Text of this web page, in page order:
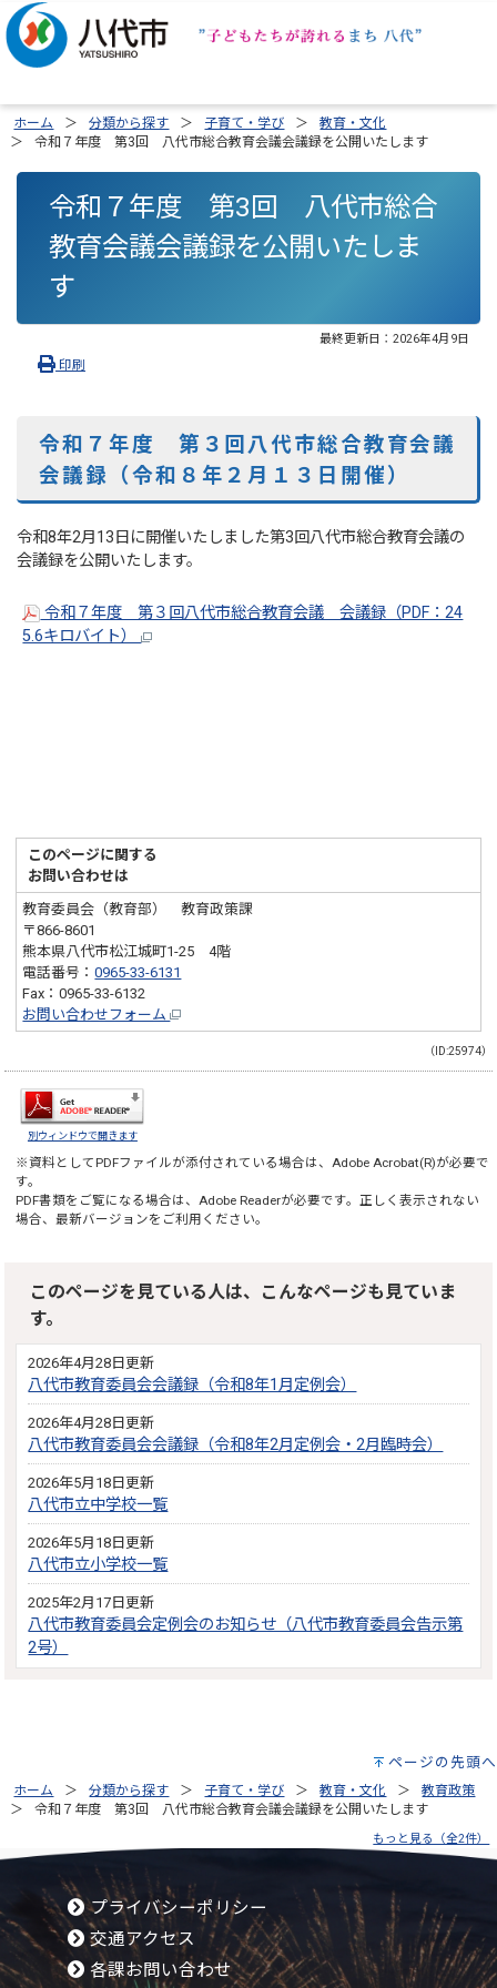
ホーム 分類から探す 子育て・学び
教育・文化
令和７年度 第3回 八代市総合教育会議会議録を公開いたします
令和７年度 第3回 八代市総合
教育会議会議録を公開いたしま
す
最終更新日： 2026年4月9日
印刷
令和７年度 第３回八代市総合教育会議
会議録（令和８年２月１３日開催）
令和8年2月13日に開催いたしました第3回八代市総合教育会議の
会議録を公開いたします。
令和７年度 第３回八代市総合教育会議 会議録（PDF：24
5.6キロバイト）
このページに関する
お問い合わせは
教育委員会（教育部） 教育政策課
〒866-8601
熊本県八代市松江城町1-25 4階
電話番号：0965-33-6131
Fax：0965-33-6132
お問い合わせフォーム
（ID:25974）
別ウィンドウで開きます
※資料としてPDFファイルが添付されている場合は、 Adobe Acrobat(R)が必要で
す。
PDF書類をご覧になる場合は、 Adobe Readerが必要です。正しく表示されない
場合、最新バージョンをご利用ください。
このページを見ている人は、こんなページも見ていま
す。
2026年4月28日更新
八代市教育委員会会議録（令和8年1月定例会）
2026年4月28日更新
八代市教育委員会会議録（令和8年2月定例会・2月臨時会）
2026年5月18日更新
八代市立中学校一覧
2026年5月18日更新
八代市立小学校一覧
2025年2月17日更新
八代市教育委員会定例会のお知らせ（八代市教育委員会告示第
2号）
ページの先頭へ
ホーム 分類から探す 子育て・学び 教育・文化
教育政策
令和７年度 第3回 八代市総合教育会議会議録を公開いたします
もっと見る（全2件）
プライバシーポリシー
交通アクセス
各課お問い合わせ